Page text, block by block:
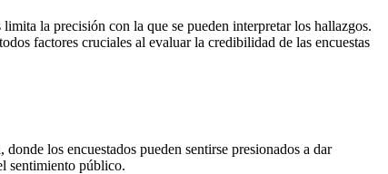
la precisión con la que se pueden interpretar los hallazgos.
factores cruciales al evaluar la credibilidad de las encuestas
los encuestados pueden sentirse presionados a dar
sentimiento público.